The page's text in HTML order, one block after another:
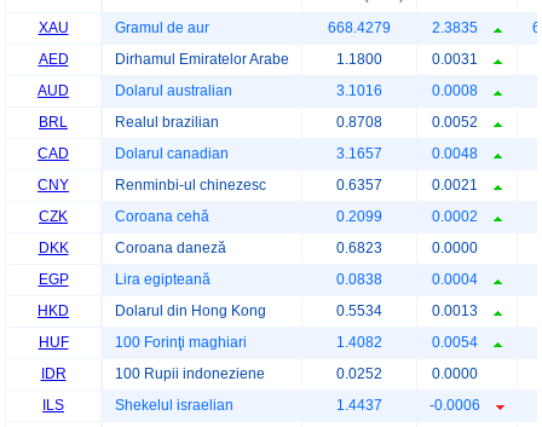
XAU Gramul de aur 668.4279 2.3835
AED
Dirhamul Emiratelor Arabe 1.1800 0.0031
AUD
Dolarul australian 3.1016 0.0008
BRL
Realul brazilian 0.8708 0.0052
CAD
Dolarul canadian 3.1657 0.0048
CNY
Renminbi-ul chinezesc 0.6357 0.0021
CZK
Coroana cehă 0.2099 0.0002
DKK
Coroana daneză 0.6823 0.0000
EGP
Lira egipteană 0.0838 0.0004
HKD
Dolarul din Hong Kong 0.5534 0.0013
HUF
100 Forinţi maghiari 1.4082 0.0054
IDR
100 Rupii indoneziene 0.0252 0.0000
ILS
Shekelul israelian 1.4437 -0.0006